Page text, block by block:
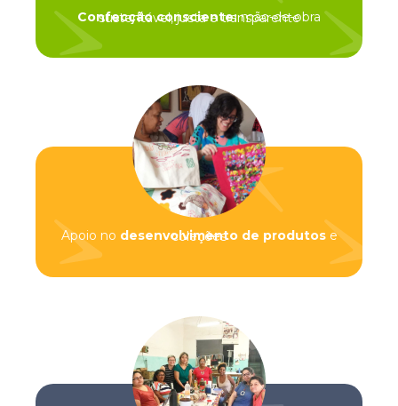
Confecção consciente:
mão-de-obra sustentável, justa e transparente
Apoio no desenvolvimento de produtos
e coleções